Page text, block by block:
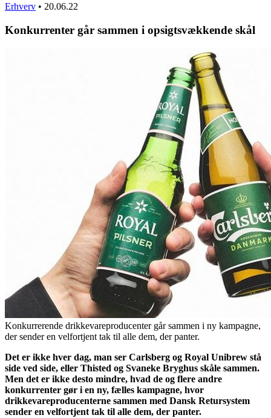
Erhverv • 20.06.22
Konkurrenter går sammen i opsigtsvækkende skål
Konkurrerende drikkevareproducenter går sammen i ny kampagne,
der sender en velfortjent tak til alle dem, der panter.
Det er ikke hver dag, man ser Carlsberg og Royal Unibrew stå
side ved side, eller Thisted og Svaneke Bryghus skåle sammen.
Men det er ikke desto mindre, hvad de og flere andre
konkurrenter gør i en ny, fælles kampagne, hvor
drikkevareproducenterne sammen med Dansk Retursystem
sender en velfortjent tak til alle dem, der panter.